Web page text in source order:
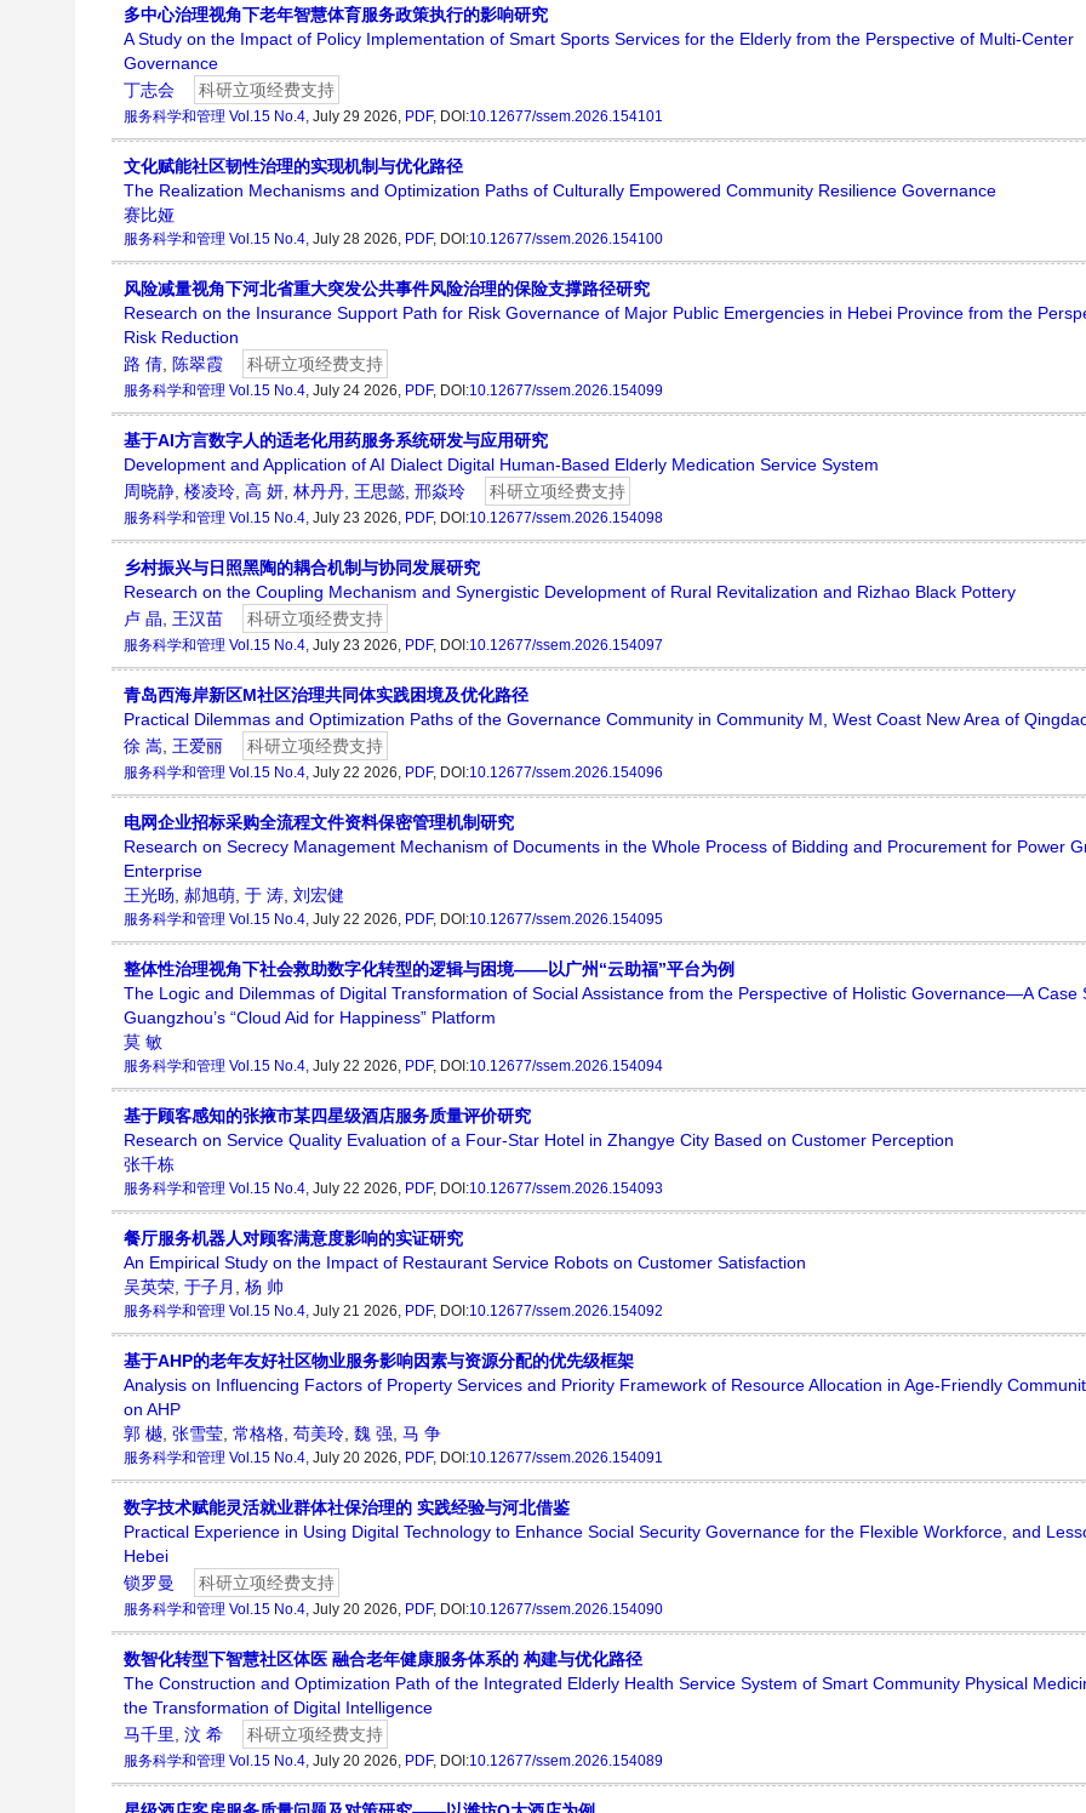
多中心治理视角下老年智慧体育服务政策执行的影响研究
A Study on the Impact of Policy Implementation of Smart Sports Services for the Elderly from the Perspective of Multi-Center
Governance
丁志会
科研立项经费支持
服务科学和管理 Vol.15 No.4, July 29 2026, PDF, DOI:10.12677/ssem.2026.154101
文化赋能社区韧性治理的实现机制与优化路径
The Realization Mechanisms and Optimization Paths of Culturally Empowered Community Resilience Governance
赛比娅
服务科学和管理 Vol.15 No.4, July 28 2026, PDF, DOI:10.12677/ssem.2026.154100
风险减量视角下河北省重大突发公共事件风险治理的保险支撑路径研究
Research on the Insurance Support Path for Risk Governance of Major Public Emergencies in Hebei Province from the
Risk Reduction
路 倩, 陈翠霞 科研立项经费支持
服务科学和管理 Vol.15 No.4, July 24 2026, PDF, DOI:10.12677/ssem.2026.154099
基于AI方言数字人的适老化用药服务系统研发与应用研究
Development and Application of AI Dialect Digital Human-Based Elderly Medication Service System
周晓静, 楼凌玲, 高 妍, 林丹丹, 王思懿, 邢焱玲 科研立项经费支持
服务科学和管理 Vol.15 No.4, July 23 2026, PDF, DOI:10.12677/ssem.2026.154098
乡村振兴与日照黑陶的耦合机制与协同发展研究
Research on the Coupling Mechanism and Synergistic Development of Rural Revitalization and Rizhao Black Pottery
卢 晶, 王汉苗 科研立项经费支持
服务科学和管理 Vol.15 No.4, July 23 2026, PDF, DOI:10.12677/ssem.2026.154097
青岛西海岸新区M社区治理共同体实践困境及优化路径
Practical Dilemmas and Optimization Paths of the Governance Community in Community M, West Coast New Area of
徐 嵩, 王爱丽 科研立项经费支持
服务科学和管理 Vol.15 No.4, July 22 2026, PDF, DOI:10.12677/ssem.2026.154096
电网企业招标采购全流程文件资料保密管理机制研究
Research on Secrecy Management Mechanism of Documents in the Whole Process of Bidding and Procurement for Power
Enterprise
王光旸, 郝旭萌, 于 涛, 刘宏健
服务科学和管理 Vol.15 No.4, July 22 2026, PDF, DOI:10.12677/ssem.2026.154095
整体性治理视角下社会救助数字化转型的逻辑与困境——以广州“云助福”平台为例
The Logic and Dilemmas of Digital Transformation of Social Assistance from the Perspective of Holistic Governance—A Case
Guangzhou’s “Cloud Aid for Happiness” Platform
莫 敏
服务科学和管理 Vol.15 No.4, July 22 2026, PDF, DOI:10.12677/ssem.2026.154094
基于顾客感知的张掖市某四星级酒店服务质量评价研究
Research on Service Quality Evaluation of a Four-Star Hotel in Zhangye City Based on Customer Perception
张千栋
服务科学和管理 Vol.15 No.4, July 22 2026, PDF, DOI:10.12677/ssem.2026.154093
餐厅服务机器人对顾客满意度影响的实证研究
An Empirical Study on the Impact of Restaurant Service Robots on Customer Satisfaction
吴英荣, 于子月 , 杨 帅
服务科学和管理 Vol.15 No.4, July 21 2026, PDF, DOI:10.12677/ssem.2026.154092
基于AHP的老年友好社区物业服务影响因素与资源分配的优先级框架
Analysis on Influencing Factors of Property Services and Priority Framework of Resource Allocation in Age-Friendly
on AHP
郭 樾, 张雪莹, 常格格, 苟美玲, 魏 强, 马 争
服务科学和管理 Vol.15 No.4, July 20 2026, PDF, DOI:10.12677/ssem.2026.154091
数字技术赋能灵活就业群体社保治理的 实践经验与河北借鉴
Practical Experience in Using Digital Technology to Enhance Social Security Governance for the Flexible Workforce, and
Hebei
锁罗曼
科研立项经费支持
服务科学和管理 Vol.15 No.4, July 20 2026, PDF, DOI:10.12677/ssem.2026.154090
数智化转型下智慧社区体医 融合老年健康服务体系的 构建与优化路径
The Construction and Optimization Path of the Integrated Elderly Health Service System of Smart Community Physical
the Transformation of Digital Intelligence
马千里, 汶 希 科研立项经费支持
服务科学和管理 Vol.15 No.4, July 20 2026, PDF, DOI:10.12677/ssem.2026.154089